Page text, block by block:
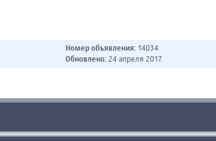
Номер объявления: 14034
Обновлено: 24 апреля 2017